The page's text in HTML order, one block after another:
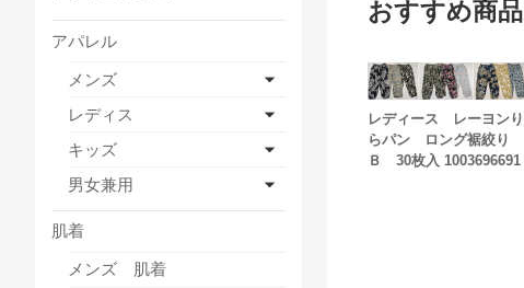
おすすめ商品
レディース レーヨンり
らパン ロング裾絞り
Ｂ 30枚入 1003696691
アパレル
メンズ
レディス
キッズ
男女兼用
肌着
メンズ 肌着